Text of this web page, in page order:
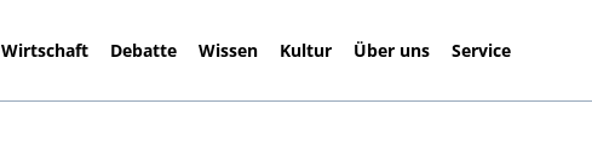
Wirtschaft Debatte Wissen Kultur Über uns Service